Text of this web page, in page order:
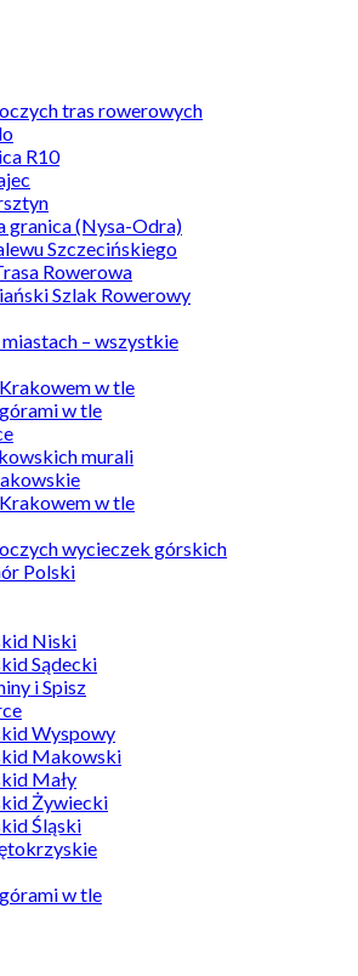
tras rowerowych
R10
granica (Nysa-Odra)
Szczecińskiego
Rowerowa
Szlak Rowerowy
– wszystkie
w tle
w tle
murali
w tle
wycieczek górskich
Polski
Niski
Sądecki
i Spisz
Wyspowy
Makowski
Mały
Żywiecki
Śląski
w tle